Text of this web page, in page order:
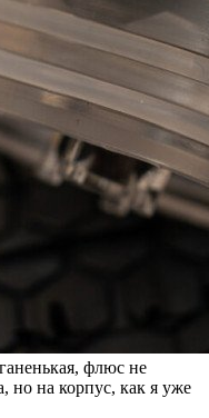
флюс не
но на корпус, как я уже